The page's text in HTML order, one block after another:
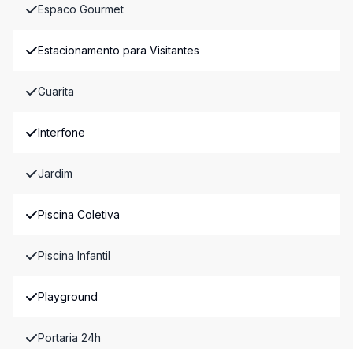
Espaco Gourmet
Estacionamento para Visitantes
Guarita
Interfone
Jardim
Piscina Coletiva
Piscina Infantil
Playground
Portaria 24h